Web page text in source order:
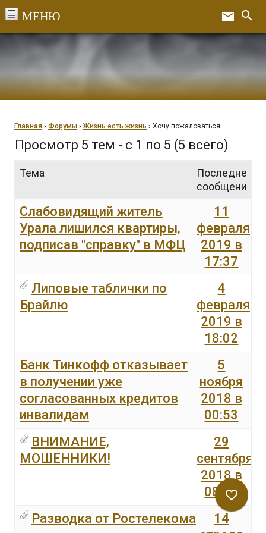
email search
Главная › Форумы › Жизнь есть жизнь › Хочу пожаловаться
Просмотр 5 тем - с 1 по 5 (5 всего)
Тема
Последнее
сообщение
Слабовидящий житель
Урала лишился квартиры,
подписав "справку" в МФЦ
11
февраля
2019 в
17:37
Липовые таблички по
Брайлю
4
февраля
2019 в
18:02
Банк Тинкофф отказывает
в получении уже
согласованных кредитов
инвалидам
5
ноября
2018 в
00:53
ВНИМАНИЕ,
МОШЕННИКИ!
29
сентября
2018 в
08:28
Разводка от Ростелекома
14
favorite_border